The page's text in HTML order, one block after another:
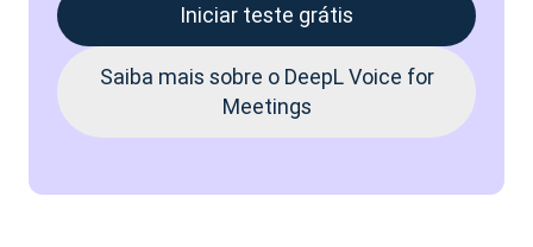
Iniciar teste grátis
Saiba mais sobre o DeepL Voice for
Meetings